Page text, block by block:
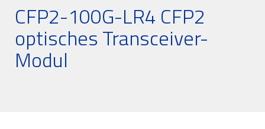
CFP2-100G-LR4 CFP2
optisches Transceiver-
Modul